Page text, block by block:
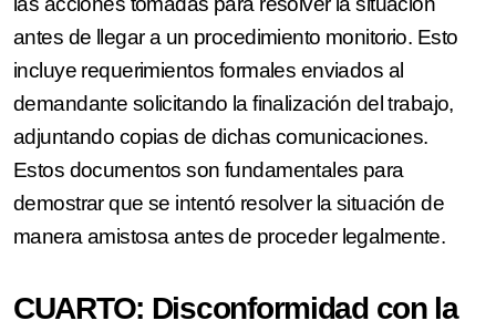
antes de llegar a un procedimiento monitorio. Esto
incluye requerimientos formales enviados al
demandante solicitando la finalización del trabajo,
adjuntando copias de dichas comunicaciones.
Estos documentos son fundamentales para
demostrar que se intentó resolver la situación de
manera amistosa antes de proceder legalmente.
CUARTO: Disconformidad con la